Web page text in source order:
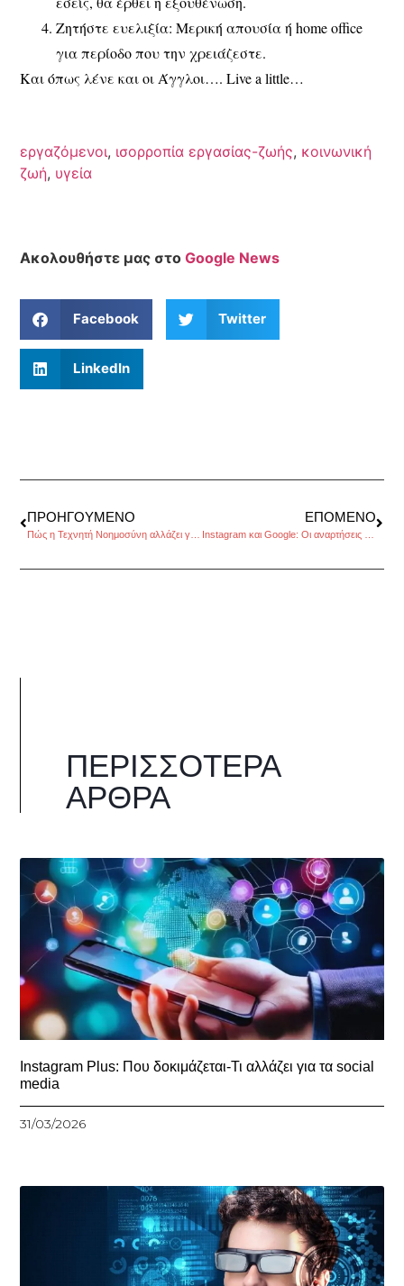
Ζητήστε ευελιξία: Μερική απουσία ή home office
για περίοδο που την χρειάζεστε.
Και όπως λένε και οι Άγγλοι…. Live a little…
εργαζόμενοι, ισορροπία εργασίας-ζωής, κοινωνική
ζωή, υγεία
Ακολουθήστε μας στοGoogle News
Facebook Twitter
LinkedIn
ΠΡΟΗΓΟΎΜΕΝΟ ΕΠΌΜΕΝΟ
ΠΕΡΙΣΣΌΤΕΡΑ
ΆΡΘΡΑ
Instagram Plus: Που δοκιμάζεται-Τι αλλάζει για τα social
media
31/03/2026